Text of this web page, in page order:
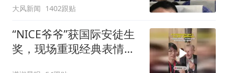
大风新闻 1402跟贴
“NICE爷爷”获国际安徒生
奖，现场重现经典表情